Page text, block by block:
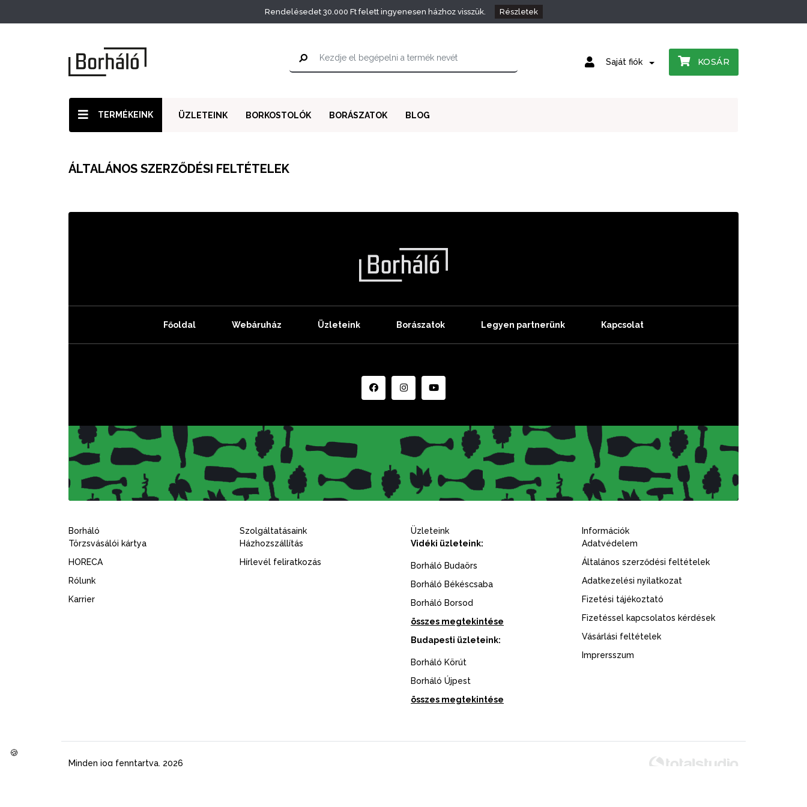
Rendelésedet 30.000 Ft felett ingyenesen házhoz visszük. Részletek
Saját fiók KOSÁR
TERMÉKEINK ÜZLETEINK BORKOSTOLÓK BORÁSZATOK BLOG
ÁLTALÁNOS SZERZŐDÉSI FELTÉTELEK
Főoldal Webáruház Üzleteink Borászatok Legyen partnerünk Kapcsolat
Borháló
Törzsvásálói kártya
HORECA
Rólunk
Karrier
Szolgáltatásaink
Házhozszállítás
Hírlevél feliratkozás
Üzleteink
Vidéki üzleteink:
Borháló Budaörs
Borháló Békéscsaba
Borháló Borsod
összes megtekintése
Budapesti üzleteink:
Borháló Körút
Borháló Újpest
összes megtekintése
Információk
Adatvédelem
Általános szerződési feltételek
Adatkezelési nyilatkozat
Fizetési tájékoztató
Fizetéssel kapcsolatos kérdések
Vásárlási feltételek
Imprersszum
Minden jog fenntartva. 2026
🍪